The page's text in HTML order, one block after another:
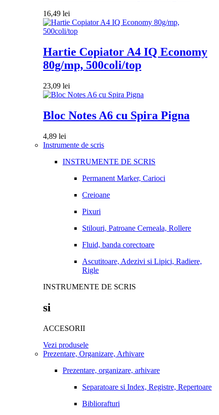
16,49 lei
Hartie Copiator A4 IQ Economy
80g/mp, 500coli/top
23,09 lei
Bloc Notes A6 cu Spira Pigna
4,89 lei
Instrumente de scris
INSTRUMENTE DE SCRIS
Permanent Marker, Carioci
Creioane
Pixuri
Stilouri, Patroane Cerneala, Rollere
Fluid, banda corectoare
Ascutitoare, Adezivi si Lipici, Radiere,
Rigle
INSTRUMENTE DE SCRIS
si
ACCESORII
Vezi produsele
Prezentare, Organizare, Arhivare
Prezentare, organizare, arhivare
Separatoare si Index, Registre, Repertoare
Bibliorafturi